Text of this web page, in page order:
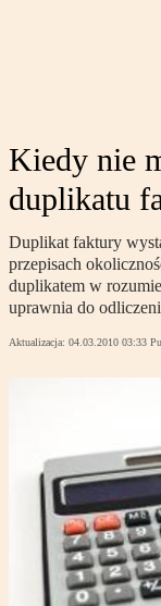
Kiedy nie
duplikatu
Duplikat faktury
przepisach
duplikatem w
uprawnia do
Aktualizacja: 04.03.2010 03:33